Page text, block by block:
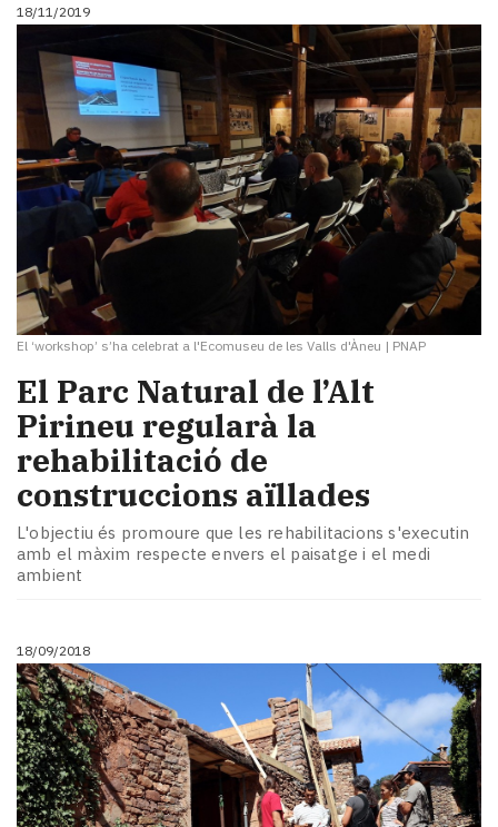
18/11/2019
El ‘workshop’ s’ha celebrat a l'Ecomuseu de les Valls d'Àneu | PNAP
​El Parc Natural de l’Alt
Pirineu regularà la
rehabilitació de
construccions aïllades
L'objectiu és promoure que les rehabilitacions s'executin
amb el màxim respecte envers el paisatge i el medi
ambient
18/09/2018